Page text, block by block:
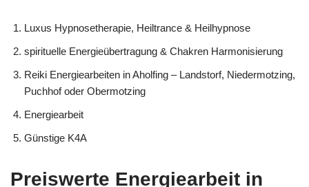
Luxus Hypnosetherapie, Heiltrance & Heilhypnose
spirituelle Energieübertragung & Chakren Harmonisierung
Reiki Energiearbeiten in Aholfing – Landstorf, Niedermotzing,
Puchhof oder Obermotzing
Energiearbeit
Günstige K4A
Preiswerte Energiearbeit in